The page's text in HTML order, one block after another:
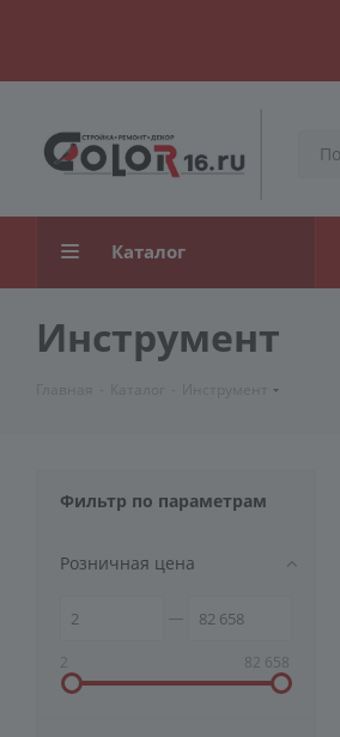
Каталог
Инструмент
Фильтр по параметрам
Розничная цена
2 82 658